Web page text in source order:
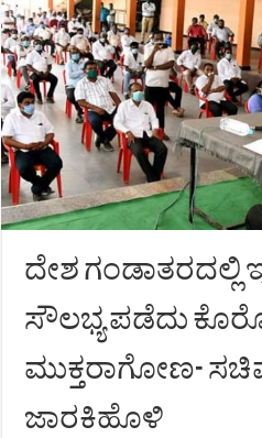
ದೇಶ ಗಂಡಾತರದಲ್ಲಿ
ಸೌಲಭ್ಯ ಪಡೆದು
ಮುಕ್ತರಾಗೋಣ-
ಜಾರಕಿಹೊಳಿ